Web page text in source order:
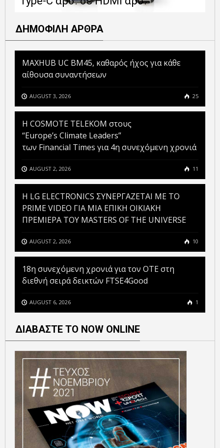
ΔΗΜΟΦΙΛΗ ΑΡΘΡΑ
MAXHUB UC BM45, καθαρός ήχος για κάθε
αίθουσα συναντήσεων
AUGUST 3, 2026 25
Η COSMOTE TELEKOM στους
“Europe’s Climate Leaders”
των Financial Times για 4η συνεχόμενη χρονιά
AUGUST 2, 2026 11
H LG ELECTRONICS ΣΥΝΕΡΓΑΖΕΤΑΙ ΜΕ ΤΟ
PRIME VIDEO ΓΙΑ ΜΙΑ ΕΠΙΚΗ ΟΙΚΙΑΚΗ
ΠΡΕΜΙΕΡΑ ΤΟΥ MASTERS OF THE UNIVERSE
AUGUST 2, 2026 10
18η συνεχόμενη χρονιά για τον ΟΤΕ στη
διεθνή σειρά δεικτών FTSE4Good
AUGUST 6, 2026 1
ΔΙΑΒΑΣΤΕ ΤΟ NOW ONLINE